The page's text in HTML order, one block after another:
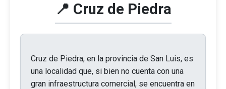
📍 Cruz de Piedra
Cruz de Piedra, en la provincia de San Luis, es
una localidad que, si bien no cuenta con una
gran infraestructura comercial, se encuentra en